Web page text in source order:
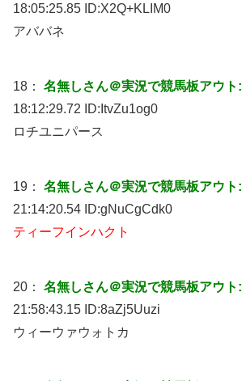
18:05:25.85 ID:X2Q+KLIM0
アババネ
18： 名無しさん＠実況で競馬板アウト:
18:12:29.72 ID: ItvZu1og0
ロチユニパース
19： 名無しさん＠実況で競馬板アウト:
21:14:20.54 ID:gNuCgCdk0
ティーフインハクト
20： 名無しさん＠実況で競馬板アウト:
21:58:43.15 ID:8aZj5Uuzi
ウィーウァウォトカ